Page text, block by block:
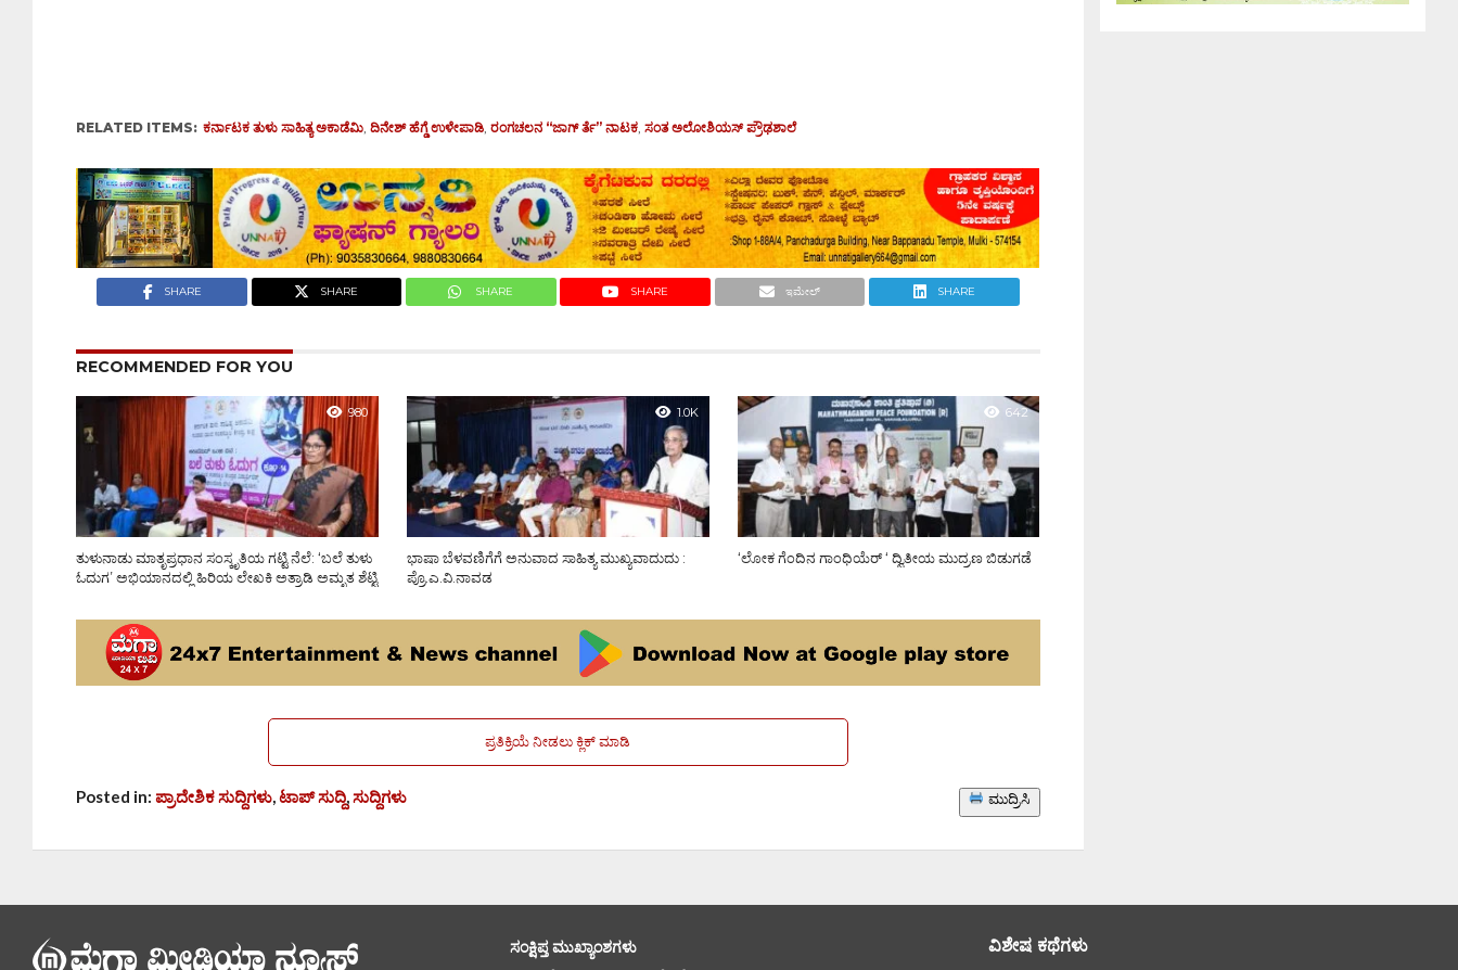
RELATED ITEMS: ಕರ್ನಾಟಕ ತುಳು ಸಾಹಿತ್ಯ ಅಕಾಡೆಮಿ,ದಿನೇಶ್ ಹೆಗ್ಡೆ ಉಳೇಪಾಡಿ,ರಂಗಚಲನ “ಜಾಗ್ ರ್ತೆ” ನಾಟಕ,ಸಂತ ಅಲೋಶಿಯಸ್ ಪ್ರೌಢಶಾಲೆ
SHARE SHARE SHARE SHARE ಇಮೇಲ್ SHARE
RECOMMENDED FOR YOU
980
ತುಳುನಾಡು ಮಾತೃಪ್ರಧಾನ ಸಂಸ್ಕೃತಿಯ ಗಟ್ಟಿ ನೆಲೆ: ‘ಬಲೆ ತುಳು
ಓದುಗ’ ಅಭಿಯಾನದಲ್ಲಿ ಹಿರಿಯ ಲೇಖಕಿ ಅತ್ರಾಡಿ ಅಮೃತ ಶೆಟ್ಟಿ
1.0K
ಭಾಷಾ ಬೆಳವಣಿಗೆಗೆ ಅನುವಾದ ಸಾಹಿತ್ಯ ಮುಖ್ಯವಾದುದು :
ಪ್ರೊ.ಎ.ವಿ.ನಾವಡ
642
‘ಲೋಕ ಗೆಂದಿನ ಗಾಂಧಿಯೆರ್ ‘ ದ್ವಿತೀಯ ಮುದ್ರಣ ಬಿಡುಗಡೆ
ಪ್ರತಿಕ್ರಿಯೆ ನೀಡಲು ಕ್ಲಿಕ್ ಮಾಡಿ
Posted in:ಪ್ರಾದೇಶಿಕ ಸುದ್ದಿಗಳು ,ಟಾಪ್ ಸುದ್ದಿ ,ಸುದ್ದಿಗಳು ಮುದ್ರಿಸಿ
ಸಂಕ್ಷಿಪ್ತ ಮುಖ್ಯಾಂಶಗಳು ವಿಶೇಷ ಕಥೆಗಳು